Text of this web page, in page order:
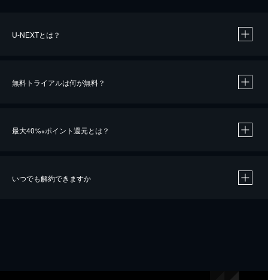
U-NEXTとは？
無料トライアルは何が無料？
最大40%※ポイント還元とは？
いつでも解約できますか